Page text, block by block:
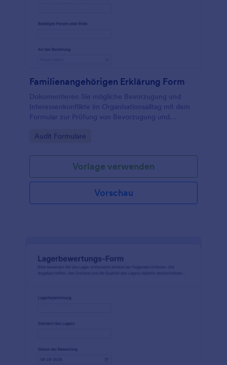
Familienangehörigen Erklärung Form
Dokumentieren Sie mögliche Bevorzugung und
Interessenkonflikte im Organisationsalltag mit dem
Formular zur Prüfung von Bevorzugung und
Datenerhebung und nachvollziehbarer interner
Go to Category:
Audit Formulare
Vorlage verwenden
Vorschau